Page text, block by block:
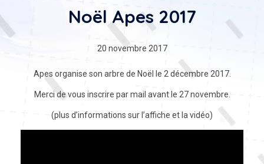
Noël Apes 2017
20 novembre 2017
Apes organise son arbre de Noël le 2 décembre 2017.
Merci de vous inscrire par mail avant le 27 novembre.
(plus d’informations sur l’affiche et la vidéo)